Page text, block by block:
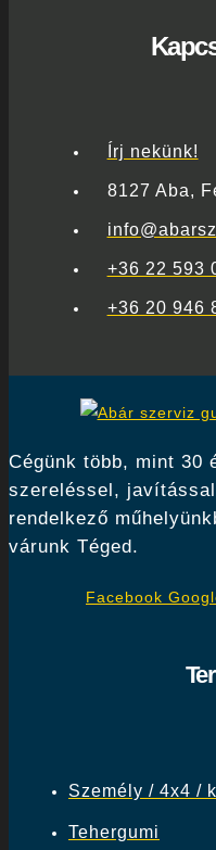
Írj nekünk!
8127 Aba,
+36 22 593
+36 20 946
Cégünk több, mint 30
szereléssel,
rendelkező
várunk Téged.
Facebook
Személy / 4x4 /
Tehergumi